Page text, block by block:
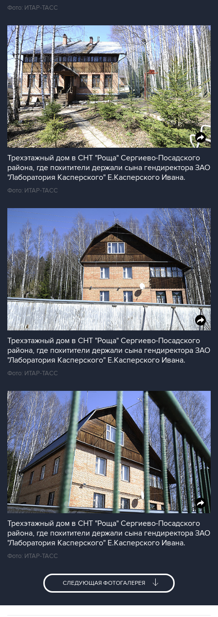
Фото: ИТАР-ТАСС
Трехэтажный дом в СНТ "Роща" Сергиево-Посадского
района, где похитители держали сына гендиректора ЗАО
"Лаборатория Касперского" Е.Касперского Ивана.
Фото: ИТАР-ТАСС
Трехэтажный дом в СНТ "Роща" Сергиево-Посадского
района, где похитители держали сына гендиректора ЗАО
"Лаборатория Касперского" Е.Касперского Ивана.
Фото: ИТАР-ТАСС
Трехэтажный дом в СНТ "Роща" Сергиево-Посадского
района, где похитители держали сына гендиректора ЗАО
"Лаборатория Касперского" Е.Касперского Ивана.
Фото: ИТАР-ТАСС
СЛЕДУЮЩАЯ ФОТОГАЛЕРЕЯ